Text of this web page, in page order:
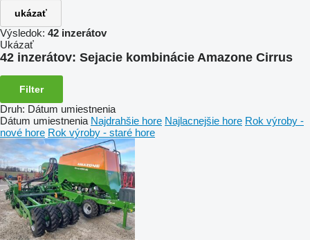
ukázať
Výsledok: 42 inzerátov
Ukázať
42 inzerátov: Sejacie kombinácie Amazone Cirrus
Filter
Druh: Dátum umiestnenia
Dátum umiestnenia Najdrahšie hore Najlacnejšie hore Rok výroby -
nové hore Rok výroby - staré hore